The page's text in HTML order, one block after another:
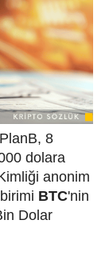
8
dolara
anonim
BTC'nin
Dolar